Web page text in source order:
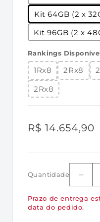
•CL (DDI): 40 ciclos
•Tempo de ciclo
(min.)
Taxa de
(tRFCmin): 295ns
•Tempo de linha
(min.)
•Classificação UL:
Temperatura de
Kit 64GB (2 x
Kit 96GB (2 x
Rankings
1Rx8 2Rx8
2Rx8
Preço
R$ 14.654,90
Quantidade
a
de
Prazo de entrega
data do pedido.